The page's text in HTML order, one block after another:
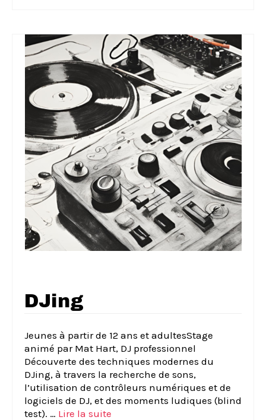
DJing
Jeunes à partir de 12 ans et adultesStage
animé par Mat Hart, DJ professionnel
Découverte des techniques modernes du
DJing, à travers la recherche de sons,
l’utilisation de contrôleurs numériques et de
logiciels de DJ, et des moments ludiques (blind
test). … Lire la suite­­